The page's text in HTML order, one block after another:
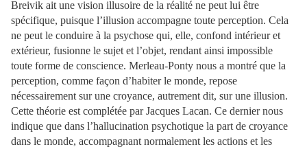
Breivik ait une vision illusoire de la réalité ne peut lui être
spécifique, puisque l’illusion accompagne toute perception. Cela
ne peut le conduire à la psychose qui, elle, confond intérieur et
extérieur, fusionne le sujet et l’objet, rendant ainsi impossible
toute forme de conscience. Merleau-Ponty nous a montré que la
perception, comme façon d’habiter le monde, repose
nécessairement sur une croyance, autrement dit, sur une illusion.
Cette théorie est complétée par Jacques Lacan. Ce dernier nous
indique que dans l’hallucination psychotique la part de croyance
dans le monde, accompagnant normalement les actions et les